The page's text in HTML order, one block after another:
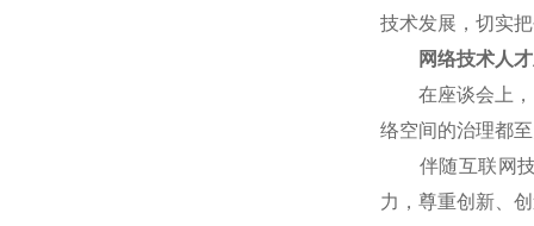
技术发展，切实
网络技术人才
在座谈会上，网
络空间的治理都
伴随互联网技
力，尊重创新、